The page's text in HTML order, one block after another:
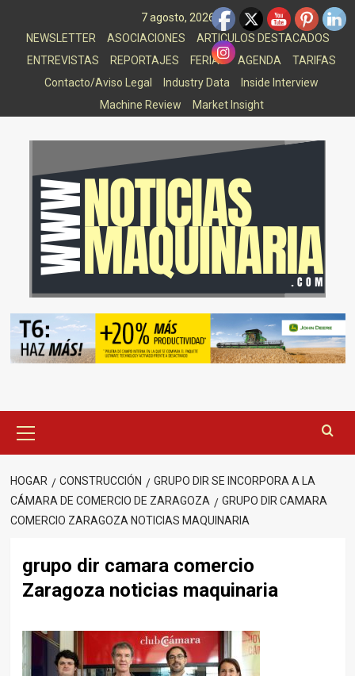
7 agosto, 2026
NEWSLETTER
ASOCIACIONES
ARTICULOS DESTACADOS
ENTREVISTAS
REPORTAJES FERIAS AGENDA
TARIFAS
Contacto/Aviso Legal
Industry Data
Inside Interview
Machine Review
Market Insight
principal
HOGAR CONSTRUCCIÓN
GRUPO DIR SE INCORPORA A LA
CÁMARA DE COMERCIO DE ZARAGOZA
GRUPO DIR CAMARA
COMERCIO ZARAGOZA NOTICIAS MAQUINARIA
grupo dir camara comercio
Zaragoza noticias maquinaria